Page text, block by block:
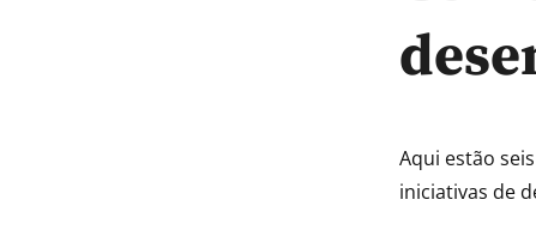
Aqui estão
iniciativas de